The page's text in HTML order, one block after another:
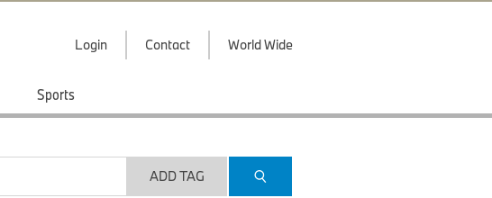
Login Contact World Wide
Sports
ADD TAG